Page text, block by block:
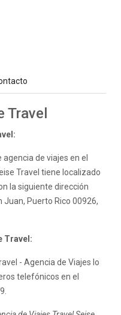
Travel
de viajes en el
Travel tiene localizado
la siguiente dirección
Juan, Puerto Rico 00926,
Travel:
- Agencia de Viajes lo
telefónicos en el